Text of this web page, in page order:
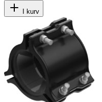
I kurv